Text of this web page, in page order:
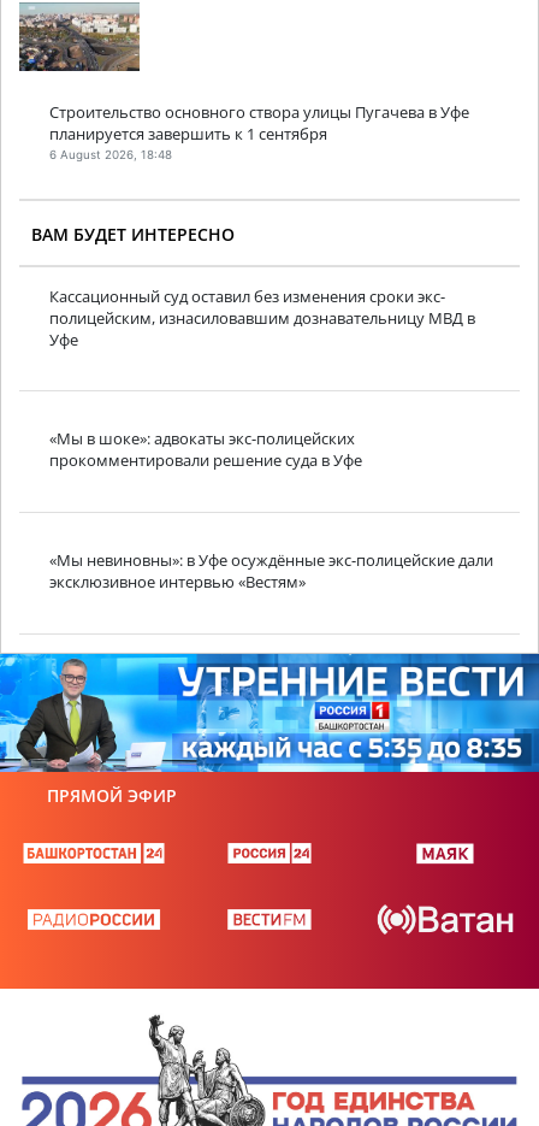
Строительство основного створа улицы Пугачева в Уфе
планируется завершить к 1 сентября
6 August 2026, 18:48
ВАМ БУДЕТ ИНТЕРЕСНО
Кассационный суд оставил без изменения сроки экс-
полицейским, изнасиловавшим дознавательницу МВД в
Уфе
«Мы в шоке»: адвокаты экс-полицейских
прокомментировали решение суда в Уфе
«Мы невиновны»: в Уфе осуждённые экс-полицейские дали
эксклюзивное интервью «Вестям»
ПРЯМОЙ ЭФИР